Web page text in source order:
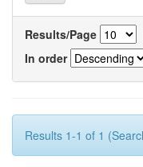
Results/Page
In order
Results 1-1 of 1